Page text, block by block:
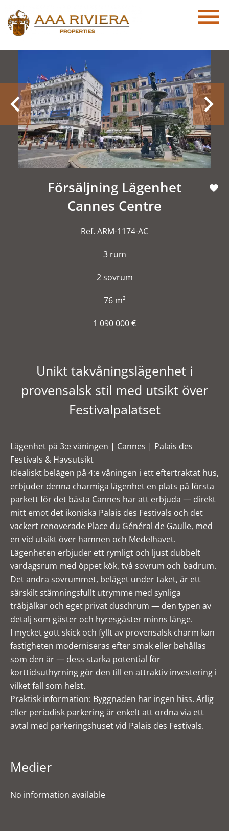
Försäljning Lägenhet
Cannes Centre
Ref. ARM-1174-AC
3 rum
2 sovrum
76 m²
1 090 000 €
Unikt takvåningslägenhet i
provensalsk stil med utsikt över
Festivalpalatset
Lägenhet på 3:e våningen | Cannes | Palais des
Festivals & Havsutsikt
Idealiskt belägen på 4:e våningen i ett eftertraktat hus,
erbjuder denna charmiga lägenhet en plats på första
parkett för det bästa Cannes har att erbjuda — direkt
mitt emot det ikoniska Palais des Festivals och det
vackert renoverade Place du Général de Gaulle, med
en vid utsikt över hamnen och Medelhavet.
Lägenheten erbjuder ett rymligt och ljust dubbelt
vardagsrum med öppet kök, två sovrum och badrum.
Det andra sovrummet, beläget under taket, är ett
särskilt stämningsfullt utrymme med synliga
träbjälkar och eget privat duschrum — den typen av
detalj som gäster och hyresgäster minns länge.
I mycket gott skick och fyllt av provensalsk charm kan
fastigheten moderniseras efter smak eller behållas
som den är — dess starka potential för
korttidsuthyrning gör den till en attraktiv investering i
vilket fall som helst.
Praktisk information: Byggnaden har ingen hiss. Årlig
eller periodisk parkering är enkelt att ordna via ett
avtal med parkeringshuset vid Palais des Festivals.
Medier
No information available